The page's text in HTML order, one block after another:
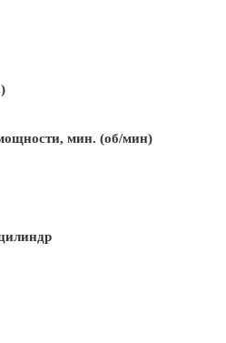
мин. (об/мин)